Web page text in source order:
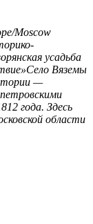
Moscow
усадьба
Вяземы
—
года. Здесь
области